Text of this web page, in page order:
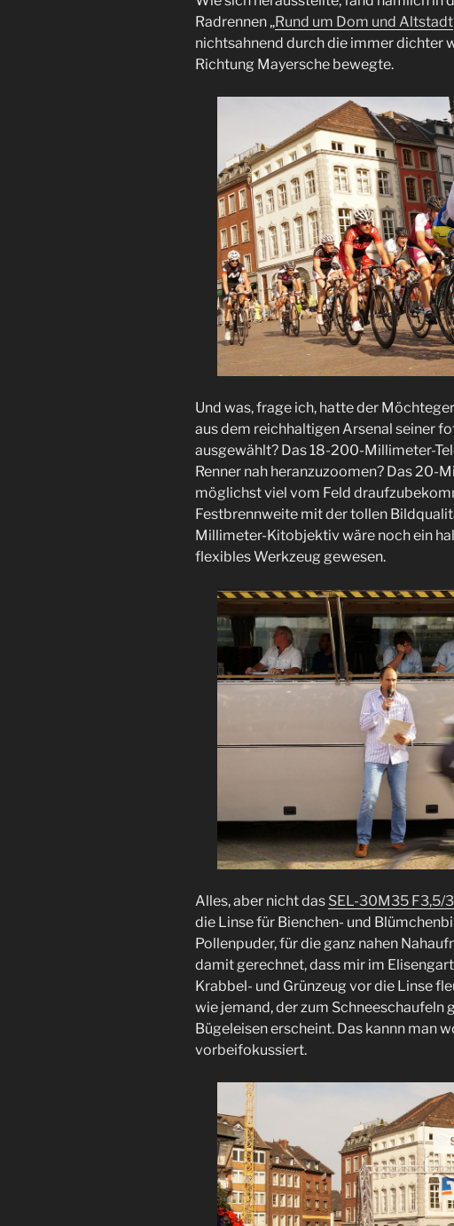
Radrennen „Rund um Dom und Altstadt
nichtsahnend durch die immer dichter
Richtung Mayersche bewegte.
Und was, frage ich, hatte der
aus dem reichhaltigen Arsenal seiner
ausgewählt? Das 18-200-Millimeter-
Renner nah heranzuzoomen? Das 20-
möglichst viel vom Feld
Festbrennweite mit der tollen
Millimeter-Kitobjektiv wäre noch ein
flexibles Werkzeug gewesen.
Alles, aber nicht das SEL-30M35 F3,5/
die Linse für Bienchen- und
Pollenpuder, für die ganz nahen
damit gerechnet, dass mir im
Krabbel- und Grünzeug vor die Linse
wie jemand, der zum Schneeschaufeln
Bügeleisen erscheint. Das kannn man
vorbeifokussiert.